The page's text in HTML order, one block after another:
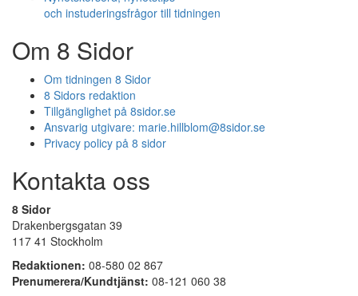
och instuderingsfrågor till tidningen
Om 8 Sidor
Om tidningen 8 Sidor
8 Sidors redaktion
Tillgänglighet på 8sidor.se
Ansvarig utgivare: marie.hillblom@8sidor.se
Privacy policy på 8 sidor
Kontakta oss
8 Sidor
Drakenbergsgatan 39
117 41 Stockholm
Redaktionen: 08-580 02 867
Prenumerera/Kundtjänst: 08-121 060 38